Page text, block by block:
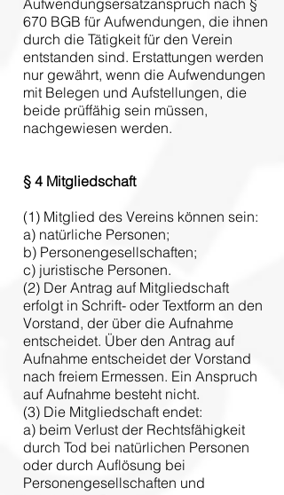
Aufwendungsersatzanspruch nach §
670 BGB für Aufwendungen, die ihnen
durch die Tätigkeit für den Verein
entstanden sind. Erstattungen werden
nur gewährt, wenn die Aufwendungen
mit Belegen und Aufstellungen, die
beide prüffähig sein müssen,
nachgewiesen werden.
§ 4 Mitgliedschaft
(1) Mitglied des Vereins können sein:
a) natürliche Personen;
b) Personengesellschaften;
c) juristische Personen.
(2) Der Antrag auf Mitgliedschaft
erfolgt in Schrift- oder Textform an den
Vorstand, der über die Aufnahme
entscheidet. Über den Antrag auf
Aufnahme entscheidet der Vorstand
nach freiem Ermessen. Ein Anspruch
auf Aufnahme besteht nicht.
(3) Die Mitgliedschaft endet:
a) beim Verlust der Rechtsfähigkeit
durch Tod bei natürlichen Personen
oder durch Auflösung bei
Personengesellschaften und